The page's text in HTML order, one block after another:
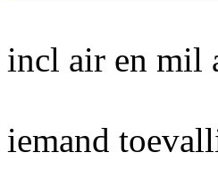
incl air en mil
iemand